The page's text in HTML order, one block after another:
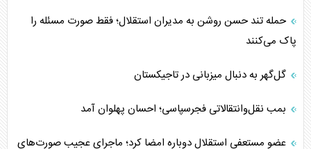
حمله تند حسن روشن به مدیران استقلال؛ فقط صورت مسئله را
پاک می‌کنند
گل‌گهر به دنبال میزبانی در تاجیکستان
بمب نقل‌وانتقالاتی فجرسپاسی؛ احسان پهلوان آمد
عضو مستعفی استقلال دوباره امضا کرد؛ ماجرای عجیب صورت‌های